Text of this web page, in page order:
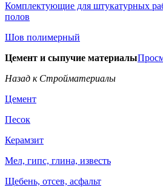
Комплектующие для штукатурных
полов
Шов полимерный
Цемент и сыпучие материалы
Назад к Стройматериалы
Цемент
Песок
Керамзит
Мел, гипс, глина, известь
Щебень, отсев, асфальт